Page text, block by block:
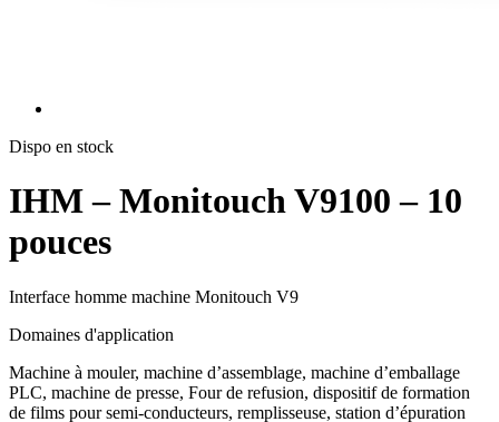
Dispo en stock
IHM – Monitouch V9100 – 10
pouces
Interface homme machine Monitouch V9
Domaines d'application
Machine à mouler, machine d’assemblage, machine d’emballage
PLC, machine de presse, Four de refusion, dispositif de formation
de films pour semi-conducteurs, remplisseuse, station d’épuration